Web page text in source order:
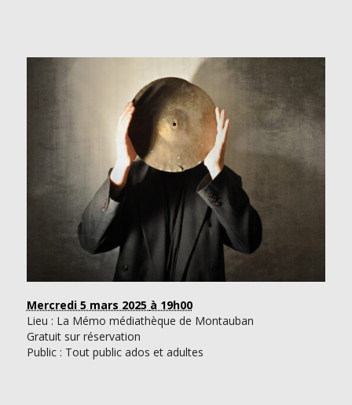
Mercredi 5 mars 2025 à 19h00
Lieu : La Mémo médiathèque de Montauban
Gratuit sur réservation
Public : Tout public ados et adultes